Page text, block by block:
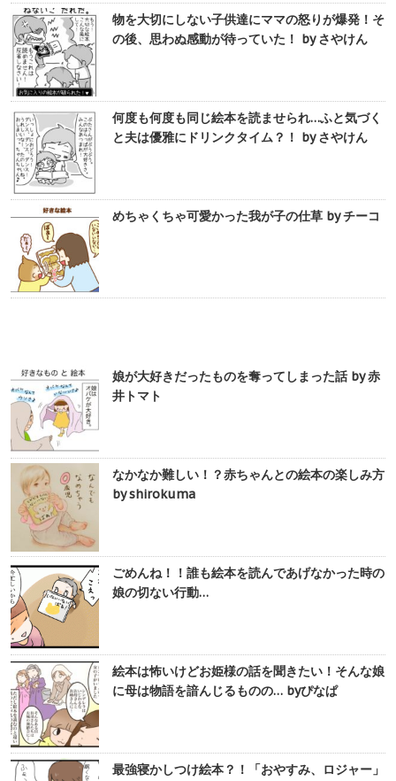
物を大切にしない子供達にママの怒りが爆発！そ
の後、思わぬ感動が待っていた！ by さやけん
何度も何度も同じ絵本を読ませられ…ふと気づく
と夫は優雅にドリンクタイム？！ by さやけん
めちゃくちゃ可愛かった我が子の仕草 by チーコ
娘が大好きだったものを奪ってしまった話 by 赤
井トマト
なかなか難しい！？赤ちゃんとの絵本の楽しみ方
by shirokuma
ごめんね！！誰も絵本を読んであげなかった時の
娘の切ない行動…
絵本は怖いけどお姫様の話を聞きたい！そんな娘
に母は物語を諳んじるものの… byぴなぱ
最強寝かしつけ絵本？！「おやすみ、ロジャー」